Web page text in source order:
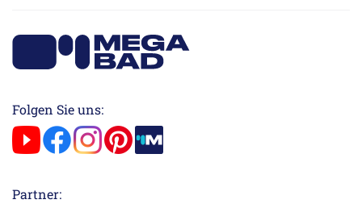
Folgen Sie uns:
Partner: